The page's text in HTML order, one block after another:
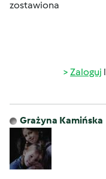
zostawiona
Zaloguj
Grażyna Kamińska